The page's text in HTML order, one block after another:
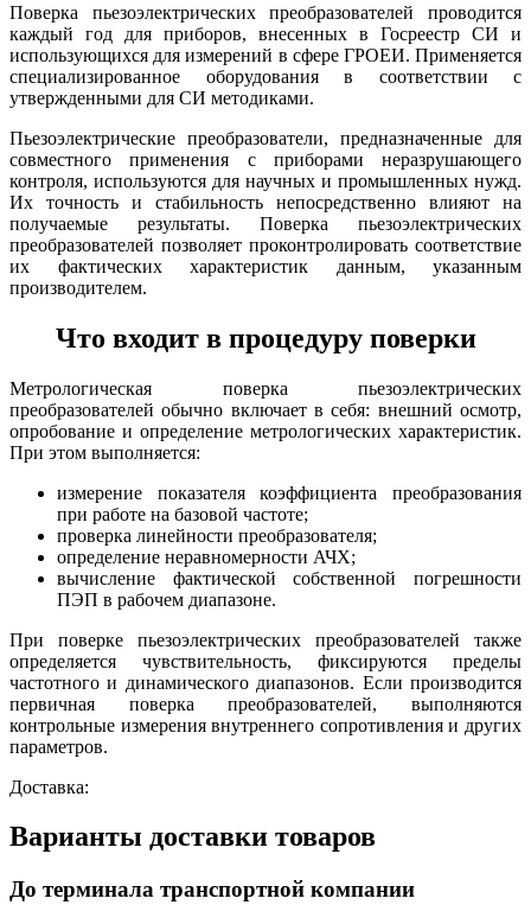
Поверка пьезоэлектрических преобразователей проводится
каждый год для приборов, внесенных в Госреестр СИ и
использующихся для измерений в сфере ГРОЕИ. Применяется
специализированное оборудования в соответствии с
утвержденными для СИ методиками.
Пьезоэлектрические преобразователи, предназначенные для
совместного применения с приборами неразрушающего
контроля, используются для научных и промышленных нужд.
Их точность и стабильность непосредственно влияют на
получаемые результаты. Поверка пьезоэлектрических
преобразователей позволяет проконтролировать соответствие
их фактических характеристик данным, указанным
производителем.
Что входит в процедуру поверки
Метрологическая поверка пьезоэлектрических
преобразователей обычно включает в себя: внешний осмотр,
опробование и определение метрологических характеристик.
При этом выполняется:
измерение показателя коэффициента преобразования
при работе на базовой частоте;
проверка линейности преобразователя;
определение неравномерности АЧХ;
вычисление фактической собственной погрешности
ПЭП в рабочем диапазоне.
При поверке пьезоэлектрических преобразователей также
определяется чувствительность, фиксируются пределы
частотного и динамического диапазонов. Если производится
первичная поверка преобразователей, выполняются
контрольные измерения внутреннего сопротивления и других
параметров.
Доставка:
Варианты доставки товаров
До терминала транспортной компании